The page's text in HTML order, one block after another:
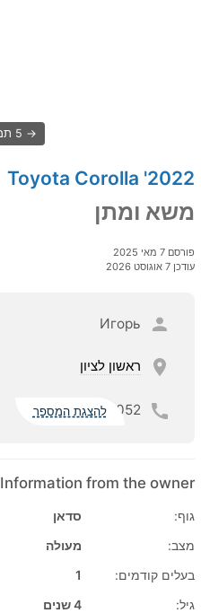
5 תמונות
2022' Toyota Corolla
משא ומתן
פורסם 7 מאי 2025
עודכן 7 אוגוסט 2026
Игорь
ראשון לציון
052 להצגת המספר
Information from the owner
גוף:
סדאן
מצב:
מעולה
בעלים קודמים:
1
גיל:
4 שנים